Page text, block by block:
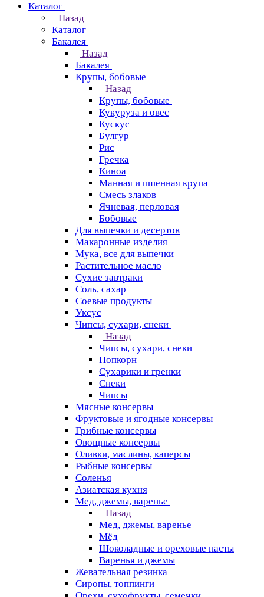
Каталог
Назад
Каталог
Бакалея
Назад
Бакалея
Крупы, бобовые
Назад
Крупы, бобовые
Кукуруза и овес
Кускус
Булгур
Рис
Гречка
Киноа
Манная и пшенная крупа
Смесь злаков
Ячневая, перловая
Бобовые
Для выпечки и десертов
Макаронные изделия
Мука, все для выпечки
Растительное масло
Сухие завтраки
Соль, сахар
Соевые продукты
Уксус
Чипсы, сухари, снеки
Назад
Чипсы, сухари, снеки
Попкорн
Сухарики и гренки
Снеки
Чипсы
Мясные консервы
Фруктовые и ягодные консервы
Грибные консервы
Овощные консервы
Оливки, маслины, каперсы
Рыбные консервы
Соленья
Азиатская кухня
Мед, джемы, варенье
Назад
Мед, джемы, варенье
Мёд
Шоколадные и ореховые пасты
Варенья и джемы
Жевательная резинка
Сиропы, топпинги